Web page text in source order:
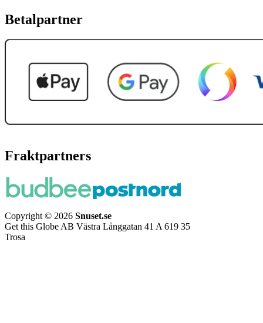
Betalpartner
Fraktpartners
Copyright © 2026 Snuset.se
Get this Globe AB Västra Långgatan 41 A 619 35
Trosa